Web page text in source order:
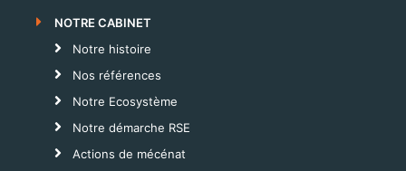
NOTRE CABINET
Notre histoire
Nos références
Notre Ecosystème
Notre démarche RSE
Actions de mécénat